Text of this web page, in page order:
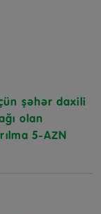
şəhər daxili
olan
5-AZN